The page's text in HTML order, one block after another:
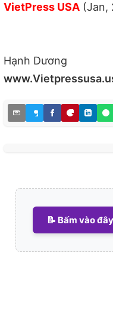
VietPress USA (Jan,
Hạnh Dương
📝 Bấm vào